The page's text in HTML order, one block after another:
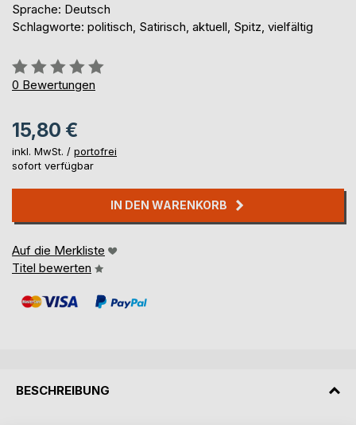
Sprache: Deutsch
Schlagworte: politisch, Satirisch, aktuell, Spitz, vielfältig
Bewertung::
0%
0 Bewertungen
15,80 €
inkl. MwSt. / portofrei
sofort verfügbar
IN DEN WARENKORB
Auf die Merkliste
Titel bewerten
BESCHREIBUNG